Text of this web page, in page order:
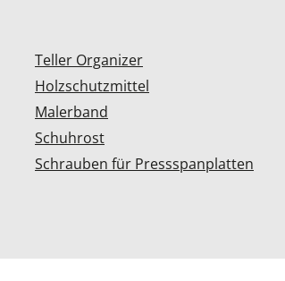
Teller Organizer
Holzschutzmittel
Malerband
Schuhrost
Schrauben für Pressspanplatten